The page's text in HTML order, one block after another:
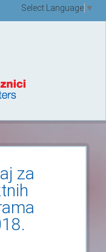
Select Language ▼
za